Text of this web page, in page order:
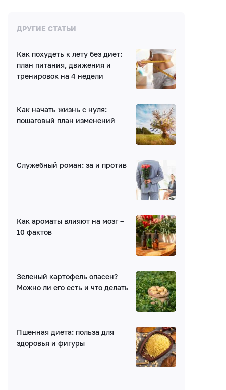
Нет комментариев
Имя*
Получать уведомления об ответах
Введите код:
ДРУГИЕ СТАТЬИ
Как похудеть к лету без диет:
план питания, движения и
тренировок на 4 недели
Как начать жизнь с нуля:
пошаговый план изменений
Служебный роман: за и против
Как ароматы влияют на мозг –
10 фактов
Зеленый картофель опасен?
Можно ли его есть и что делать
Пшенная диета: польза для
здоровья и фигуры